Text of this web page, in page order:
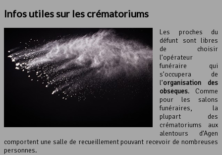
Infos utiles sur les crématoriums
Les proches du
défunt sont libres
de choisir
l’opérateur
funéraire qui
s’occupera de
l’organisation des
obsèques. Comme
pour les salons
funéraires, la
plupart des
crématoriums aux
alentours d’Agen
comportent une salle de recueillement pouvant recevoir de nombreuses
personnes.